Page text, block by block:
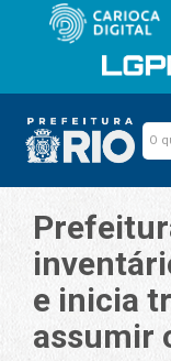
e inicia
assumir